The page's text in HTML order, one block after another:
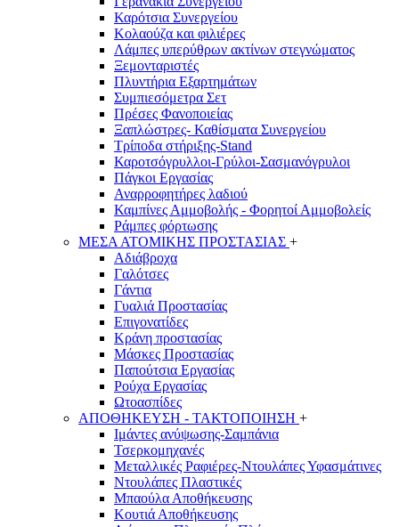
Καρότσια Συνεργείου
Κολαούζα και φιλιέρες
Λάμπες υπερύθρων ακτίνων στεγνώματος
Ξεμονταριστές
Πλυντήρια Εξαρτημάτων
Συμπιεσόμετρα Σετ
Πρέσες Φανοποιείας
Ξαπλώστρες- Καθίσματα Συνεργείου
Τρίποδα στήριξης-Stand
Καροτσόγρυλλοι-Γρύλοι-Σασμανόγρυλοι
Πάγκοι Εργασίας
Αναρροφητήρες λαδιού
Καμπίνες Αμμοβολής - Φορητοί Αμμοβολείς
Ράμπες φόρτωσης
ΜΕΣΑ ΑΤΟΜΙΚΗΣ ΠΡΟΣΤΑΣΙΑΣ +
Αδιάβροχα
Γαλότσες
Γάντια
Γυαλιά Προστασίας
Επιγονατίδες
Κράνη προστασίας
Μάσκες Προστασίας
Παπούτσια Εργασίας
Ρούχα Εργασίας
Ωτοασπίδες
ΑΠΟΘΗΚΕΥΣΗ - ΤΑΚΤΟΠΟΙΗΣΗ +
Ιμάντες ανύψωσης-Σαμπάνια
Τσερκομηχανές
Μεταλλικές Ραφιέρες-Ντουλάπες Υφασμάτινες
Ντουλάπες Πλαστικές
Μπαούλα Αποθήκευσης
Κουτιά Αποθήκευσης